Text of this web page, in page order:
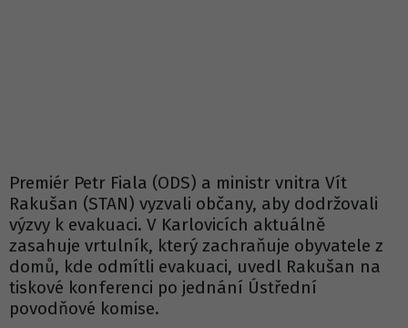
Premiér Petr Fiala (ODS) a ministr vnitra Vít
Rakušan (STAN) vyzvali občany, aby dodržovali
výzvy k evakuaci. V Karlovicích aktuálně
zasahuje vrtulník, který zachraňuje obyvatele z
domů, kde odmítli evakuaci, uvedl Rakušan na
tiskové konferenci po jednání Ústřední
povodňové komise.